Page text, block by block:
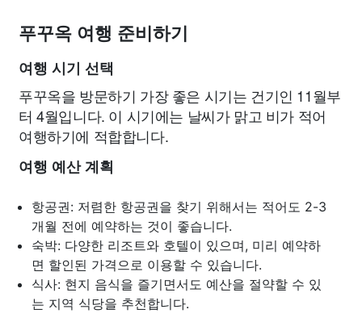
푸꾸옥 여행 준비하기
여행 시기 선택
푸꾸옥을 방문하기 가장 좋은 시기는 건기인 11월부
터 4월입니다. 이 시기에는 날씨가 맑고 비가 적어
여행하기에 적합합니다.
여행 예산 계획
항공권: 저렴한 항공권을 찾기 위해서는 적어도 2-3
개월 전에 예약하는 것이 좋습니다.
숙박: 다양한 리조트와 호텔이 있으며, 미리 예약하
면 할인된 가격으로 이용할 수 있습니다.
식사: 현지 음식을 즐기면서도 예산을 절약할 수 있
는 지역 식당을 추천합니다.